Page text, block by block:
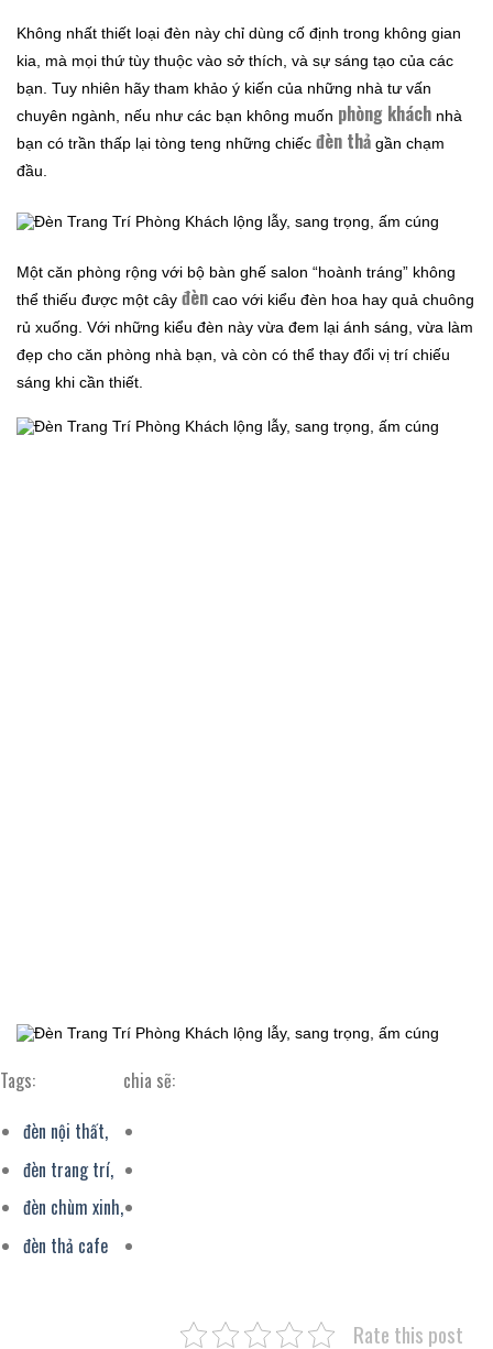
Không nhất thiết loại đèn này chỉ dùng cố định trong không gian
kia, mà mọi thứ tùy thuộc vào sở thích, và sự sáng tạo của các
bạn. Tuy nhiên hãy tham khảo ý kiến của những nhà tư vấn
chuyên ngành, nếu như các bạn không muốn phòng khách nhà
bạn có trần thấp lại tòng teng những chiếc đèn thả gần chạm
đầu.
Một căn phòng rộng với bộ bàn ghế salon “hoành tráng” không
thể thiếu được một cây đèn cao với kiểu đèn hoa hay quả chuông
rủ xuống. Với những kiểu đèn này vừa đem lại ánh sáng, vừa làm
đẹp cho căn phòng nhà bạn, và còn có thể thay đổi vị trí chiếu
sáng khi cần thiết.
Tags:
đèn nội thất,
đèn trang trí,
đèn chùm xinh,
đèn thả cafe
chia sẽ:
Rate this post